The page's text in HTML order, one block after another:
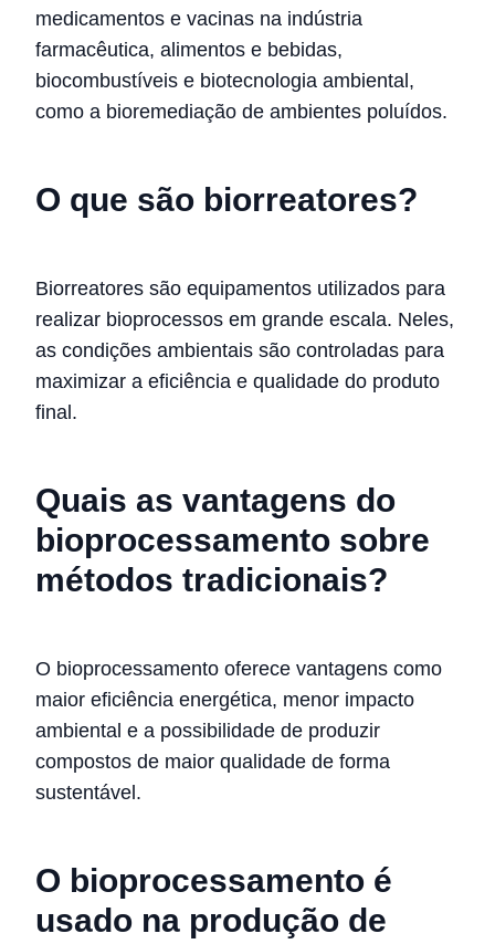
medicamentos e vacinas na indústria
farmacêutica, alimentos e bebidas,
biocombustíveis e biotecnologia ambiental,
como a bioremediação de ambientes poluídos.
O que são biorreatores?
Biorreatores são equipamentos utilizados para
realizar bioprocessos em grande escala. Neles,
as condições ambientais são controladas para
maximizar a eficiência e qualidade do produto
final.
Quais as vantagens do
bioprocessamento sobre
métodos tradicionais?
O bioprocessamento oferece vantagens como
maior eficiência energética, menor impacto
ambiental e a possibilidade de produzir
compostos de maior qualidade de forma
sustentável.
O bioprocessamento é
usado na produção de